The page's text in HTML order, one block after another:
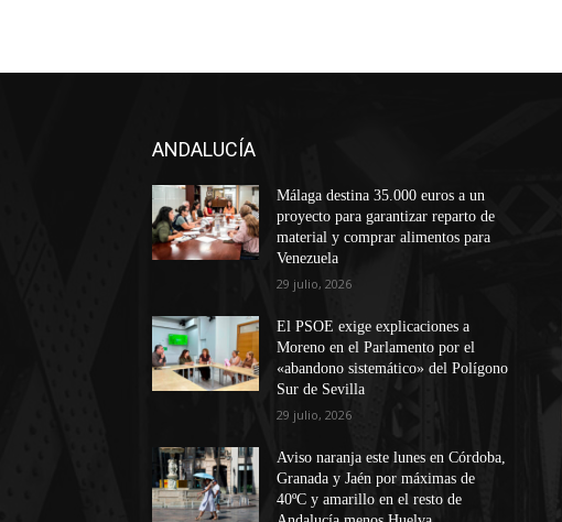
ANDALUCÍA
Málaga destina 35.000 euros a un
proyecto para garantizar reparto de
material y comprar alimentos para
Venezuela
29 julio, 2026
El PSOE exige explicaciones a
Moreno en el Parlamento por el
«abandono sistemático» del Polígono
Sur de Sevilla
29 julio, 2026
Aviso naranja este lunes en Córdoba,
Granada y Jaén por máximas de
40ºC y amarillo en el resto de